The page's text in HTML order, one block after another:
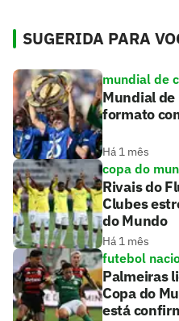
SUGERIDA PARA
mundial de
Mundial de
formato
Há 1 mês
copa do
Rivais do
Clubes
do Mundo
Há 1 mês
futebol
Palmeiras
Copa do
está